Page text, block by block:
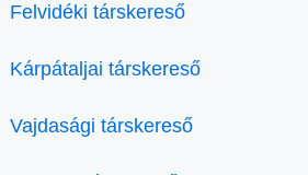
Felvidéki társkereső
Kárpátaljai társkereső
Vajdasági társkereső